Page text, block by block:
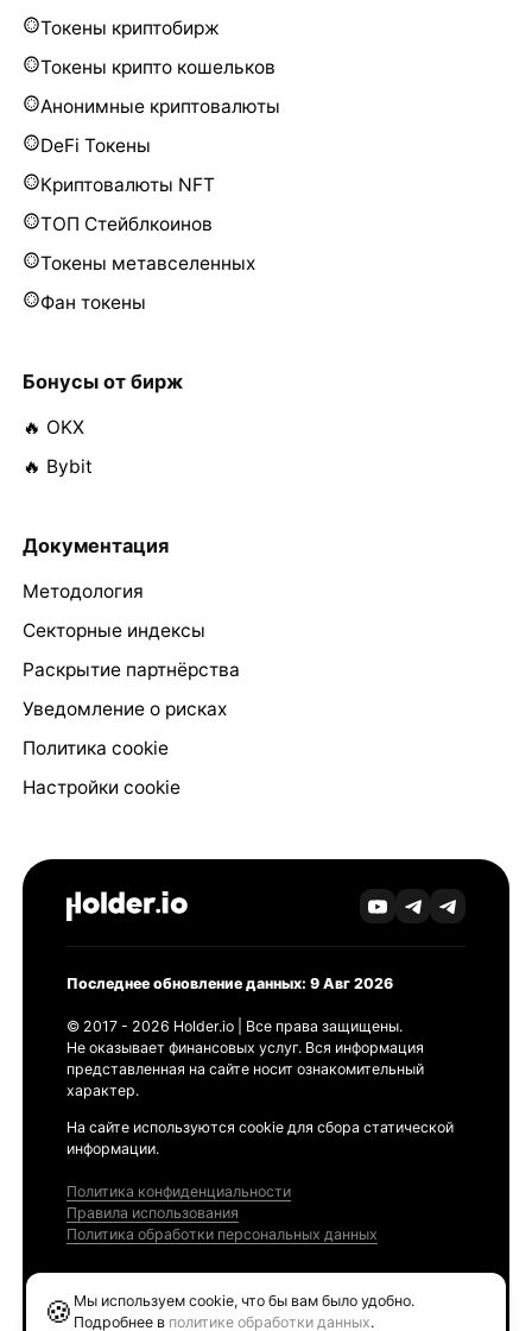
Токены криптобирж
Токены крипто кошельков
Анонимные криптовалюты
DeFi Токены
Криптовалюты NFT
ТОП Стейблкоинов
Токены метавселенных
Фан токены
Бонусы от бирж
🔥 OKX
🔥 Bybit
Документация
Методология
Секторные индексы
Раскрытие партнёрства
Уведомление о рисках
Политика cookie
Настройки cookie
Последнее обновление данных: 9 Авг 2026
© 2017 - 2026 Holder.io | Все права защищены.
Не оказывает финансовых услуг. Вся информация
представленная на сайте носит ознакомительный
характер.
На сайте используются cookie для сбора статической
информации.
Политика конфиденциальности
Правила использования
Политика обработки персональных данных
🍪 Мы используем cookie, что бы вам было удобно.
Подробнее в политике обработки данных.
Ethereum GAS Tracker